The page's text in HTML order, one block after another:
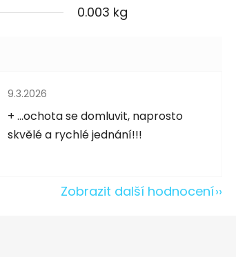
0.003 kg
Hodnocení obchodu je 5 z 5 hvězdiček.
9.3.2026
+ ...ochota se domluvit, naprosto
skvělé a rychlé jednání!!!
Zobrazit další hodnocení